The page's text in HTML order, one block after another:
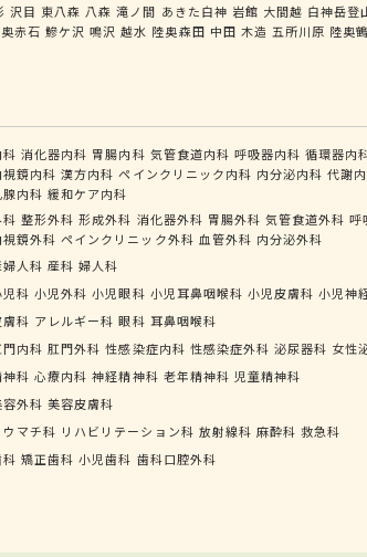
沢目 東八森 八森 滝ノ間 あきた白神 岩館 大間越 白神岳登
赤石 鰺ケ沢 鳴沢 越水 陸奥森田 中田 木造 五所川原 陸奥
科 消化器内科 胃腸内科 気管食道内科 呼吸器内科 循環器内
視鏡内科 漢方内科 ペインクリニック内科 内分泌内科 代謝
腺内科 緩和ケア内科
科 整形外科 形成外科 消化器外科 胃腸外科 気管食道外科 呼
視鏡外科 ペインクリニック外科 血管外科 内分泌外科
婦人科 産科 婦人科
児科 小児外科 小児眼科 小児耳鼻咽喉科 小児皮膚科 小児神
膚科 アレルギー科 眼科 耳鼻咽喉科
門内科 肛門外科 性感染症内科 性感染症外科 泌尿器科 女性
神科 心療内科 神経精神科 老年精神科 児童精神科
容外科 美容皮膚科
ウマチ科 リハビリテーション科 放射線科 麻酔科 救急科
科 矯正歯科 小児歯科 歯科口腔外科